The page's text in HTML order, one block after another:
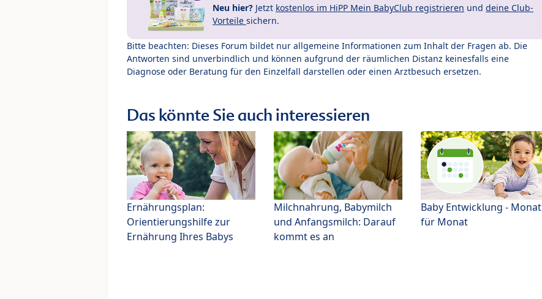
Neu hier? Jetzt kostenlos im HiPP Mein BabyClub registrieren und deine Club-
Vorteile sichern.
Bitte beachten: Dieses Forum bildet nur allgemeine Informationen zum Inhalt der Fragen ab. Die
Antworten sind unverbindlich und können aufgrund der räumlichen Distanz keinesfalls eine
Diagnose oder Beratung für den Einzelfall darstellen oder einen Arztbesuch ersetzen.
Das könnte Sie auch interessieren
Ernährungsplan:
Orientierungshilfe zur
Ernährung Ihres Babys
Milchnahrung, Babymilch
und Anfangsmilch: Darauf
kommt es an
Baby Entwicklung - Monat
für Monat